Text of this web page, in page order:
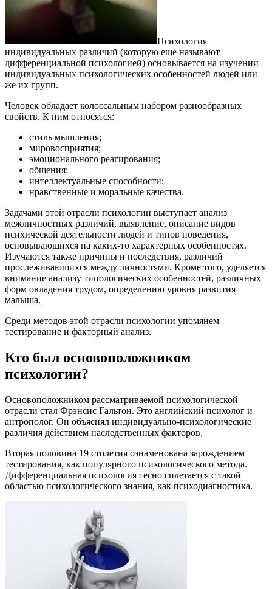
Психология
индивидуальных различий (которую еще называют
дифференциальной психологией) основывается на изучении
индивидуальных психологических особенностей людей или
же их групп.
Человек обладает колоссальным набором разнообразных
свойств. К ним относятся:
стиль мышления;
мировосприятия;
эмоционального реагирования;
общения;
интеллектуальные способности;
нравственные и моральные качества.
Задачами этой отрасли психологии выступает анализ
межличностных различий, выявление, описание видов
психической деятельности людей и типов поведения,
основывающихся на каких-то характерных особенностях.
Изучаются также причины и последствия, различий
прослеживающихся между личностями. Кроме того, уделяется
внимание анализу типологических особенностей, различных
форм овладения трудом, определению уровня развития
малыша.
Среди методов этой отрасли психологии упомянем
тестирование и факторный анализ.
Кто был основоположником
психологии?
Основоположником рассматриваемой психологической
отрасли стал Фрэнсис Гальтон. Это английский психолог и
антрополог. Он объяснял индивидуально-психологические
различия действием наследственных факторов.
Вторая половина 19 столетия ознаменована зарождением
тестирования, как популярного психологического метода.
Дифференциальная психология тесно сплетается с такой
областью психологического знания, как психодиагностика.